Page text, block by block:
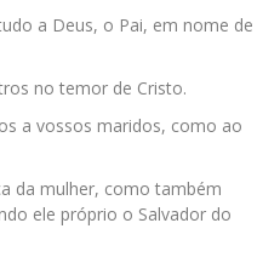
a Deus, o Pai, em nome de
no temor de Cristo.
a vossos maridos, como ao
da mulher, como também
ele próprio o Salvador do